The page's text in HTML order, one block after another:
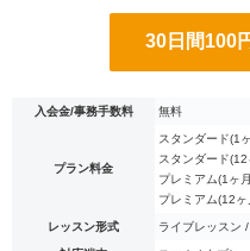
30日間100
入会金/事務手数料 無料
プラン料金
スタンダード(1
スタンダード
プレミアム(1ヶ
プレミアム(12
レッスン形式 ライブレッスン